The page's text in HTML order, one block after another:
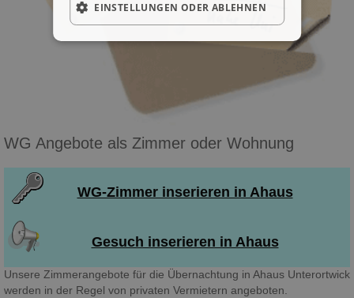
WG Angebote als Zimmer oder Wohnung
WG-Zimmer inserieren in Ahaus
Gesuch inserieren in Ahaus
Unsere Zimmerangebote für die Übernachtung in Ahaus Unterortwick
werden in der Regel von privaten Vermietern angeboten.
EINSTELLUNGEN ODER ABLEHNEN